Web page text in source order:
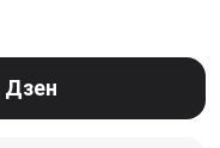
Дзен